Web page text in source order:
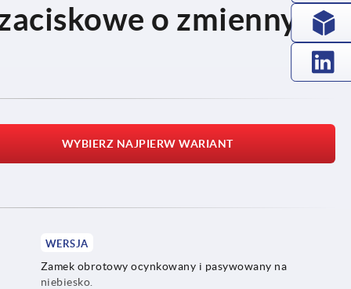
o zmiennym
WYBIERZ NAJPIERW WARIANT
WERSJA
Zamek obrotowy ocynkowany i pasywowany na
niebiesko.